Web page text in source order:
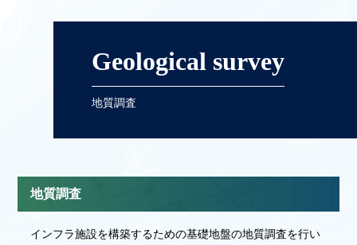
Geological survey
地質調査
地質調査
インフラ施設を構築するための基礎地盤の地質調査を行い